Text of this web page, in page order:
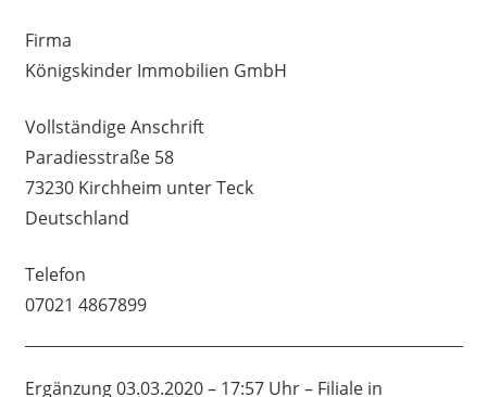
Firma
Königskinder Immobilien GmbH
Vollständige Anschrift
Paradiesstraße 58
73230 Kirchheim unter Teck
Deutschland
Telefon
07021 4867899
Ergänzung 03.03.2020 – 17:57 Uhr – Filiale in